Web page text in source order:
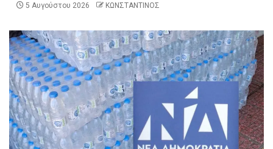
5 Αυγούστου 2026 ΚΩΝΣΤΑΝΤΙΝΟΣ